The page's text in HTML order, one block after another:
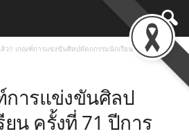
ว!! เกณฑ์การแข่งขันศิลปหัตถกรรมนักเรียน ครั้งที่ 71 ปีการ
ารแข่งขันศิลป
น ครั้งที่ 71 ปีการ